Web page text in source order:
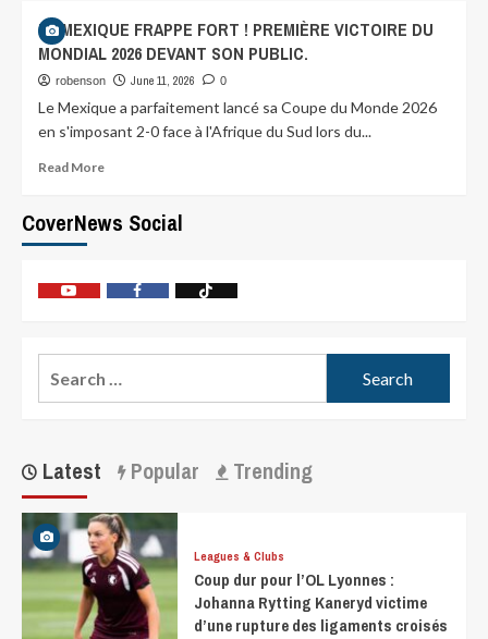
LE MEXIQUE FRAPPE FORT ! PREMIÈRE VICTOIRE DU
MONDIAL 2026 DEVANT SON PUBLIC.
robenson June 11, 2026 0
Le Mexique a parfaitement lancé sa Coupe du Monde 2026
en s'imposant 2-0 face à l'Afrique du Sud lors du...
Read More
CoverNews Social
Latest Popular Trending
Leagues & Clubs
Coup dur pour l’OL Lyonnes :
Johanna Rytting Kaneryd victime
d’une rupture des ligaments croisés